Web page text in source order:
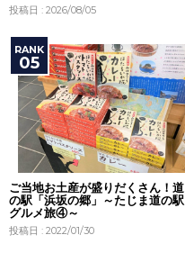
投稿日 : 2026/08/05
ご当地お土産が盛りだくさん！道
の駅「浜坂の郷」～たじま道の駅
グルメ旅④～
投稿日 : 2022/01/30